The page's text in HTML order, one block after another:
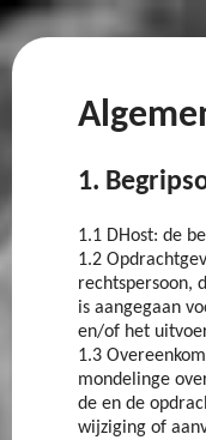
1.
1.1 DHost: de
1.2
rechtspersoon,
is aangegaan
en/of het
1.3
mondelinge
de en de
wijziging of